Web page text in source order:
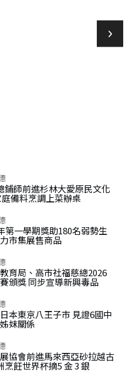
鋪師前進杉林大愛原民文化
備料烹調上菜辦桌
第一學期獎助180名弱勢生
市集展售商品
育局、高市社福慈總2026
頒獎 同步宣導新興毒品
本東京八王子市 見證6國中
妺關係
協會前進馬來西亞砂拉越古
烹飪世界杯摘5 金 3 銀